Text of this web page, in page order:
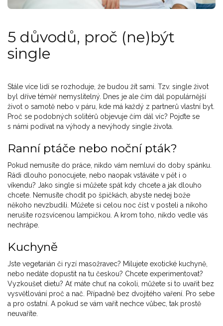
5 důvodů, proč (ne)být
single
Stále více lidí se rozhoduje, že budou žít sami. Tzv. single život
byl dříve téměř nemyslitelný. Dnes je ale čím dál populárnější
život o samotě nebo v páru, kde má každý z partnerů vlastní byt.
Proč se podobných solitérů objevuje čím dál víc? Pojďte se
s námi podívat na výhody a nevýhody single života.
Ranní ptáče nebo noční pták?
Pokud nemusíte do práce, nikdo vám nemluví do doby spánku.
Rádi dlouho ponocujete, nebo naopak vstáváte v pět i o
víkendu? Jako single si můžete spát kdy chcete a jak dlouho
chcete. Nemusíte chodit po špičkách, abyste nedej bože
někoho nevzbudili. Můžete si celou noc číst v posteli a nikoho
nerušíte rozsvícenou lampičkou. A krom toho, nikdo vedle vás
nechrápe.
Kuchyně
Jste vegetarián či ryzí masožravec? Milujete exotické kuchyně,
nebo nedáte dopustit na tu českou? Chcete experimentovat?
Vyzkoušet dietu? Ať máte chuť na cokoli, můžete si to uvařit bez
vysvětlování proč a nač. Případně bez dvojitého vaření. Pro sebe
a pro ostatní. A pokud se vám vařit nechce vůbec, tak prostě
neuvaříte.